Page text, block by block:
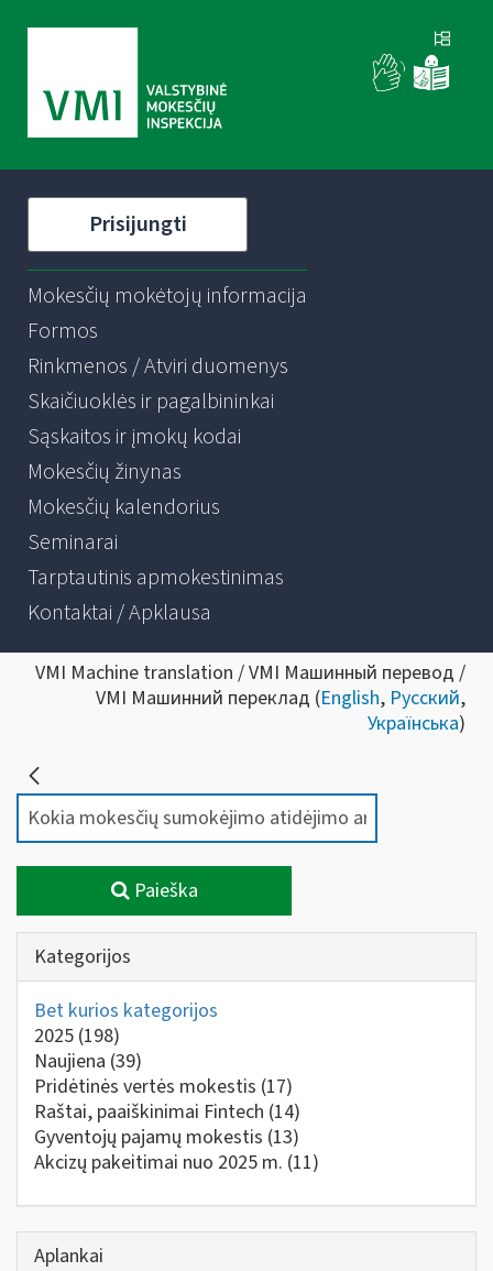
Prisijungti
Mokesčių mokėtojų informacija
Formos
Rinkmenos / Atviri duomenys
Skaičiuoklės ir pagalbininkai
Sąskaitos ir įmokų kodai
Mokesčių žinynas
Mokesčių kalendorius
Seminarai
Tarptautinis apmokestinimas
Kontaktai / Apklausa
VMI Machine translation / VMI Машинный перевод /
VMI Машинний переклад (English, Русский,
Українська)
Paieška
Kategorijos
Bet kurios kategorijos
2025 (198)
Naujiena (39)
Pridėtinės vertės mokestis (17)
Raštai, paaiškinimai Fintech (14)
Gyventojų pajamų mokestis (13)
Akcizų pakeitimai nuo 2025 m. (11)
Aplankai